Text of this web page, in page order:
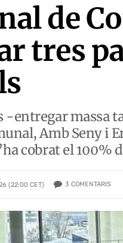
de
tres
entregar massa
Amb Seny i
cobrat el 100%
(22:00 CET) 3 COMENTARIS